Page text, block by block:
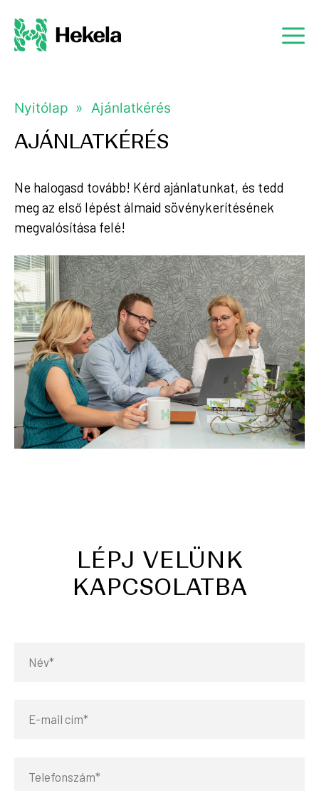
Nyitólap Ajánlatkérés
AJÁNLATKÉRÉS
Ne halogasd tovább! Kérd ajánlatunkat, és tedd
meg az első lépést álmaid sövénykerítésének
megvalósítása felé!
LÉPJ VELÜNK
KAPCSOLATBA